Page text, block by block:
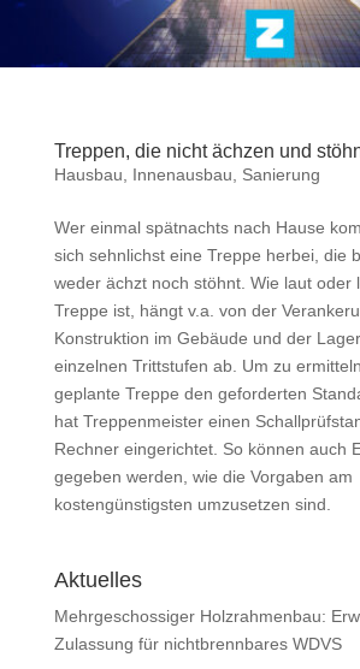
Treppen, die nicht ächzen und
Hausbau, Innenausbau, Sanierung
Wer einmal spätnachts nach Hause
sich sehnlichst eine Treppe herbei, die
weder ächzt noch stöhnt. Wie laut oder
Treppe ist, hängt v.a. von der
Konstruktion im Gebäude und der
einzelnen Trittstufen ab. Um zu
geplante Treppe den geforderten
hat Treppenmeister einen
Rechner eingerichtet. So können auch
gegeben werden, wie die Vorgaben am
kostengünstigsten umzusetzen sind.
Aktuelles
Mehrgeschossiger Holzrahmenbau:
Zulassung für nichtbrennbares WDVS